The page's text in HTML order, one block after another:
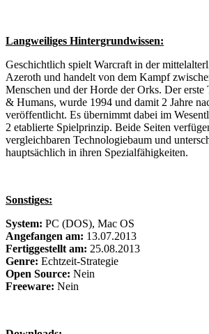
Langweiliges Hintergrundwissen:
Geschichtlich spielt Warcraft in der
Azeroth und handelt von dem Kampf
Menschen und der Horde der Orks. Der
& Humans, wurde 1994 und damit 2 Jahre
veröffentlicht. Es übernimmt dabei im
2 etablierte Spielprinzip. Beide Seiten
vergleichbaren Technologiebaum und
hauptsächlich in ihren Spezialfähigkeiten.
Sonstiges:
System: PC (DOS), Mac OS
Angefangen am: 13.07.2013
Fertiggestellt am: 25.08.2013
Genre: Echtzeit-Strategie
Open Source: Nein
Freeware: Nein